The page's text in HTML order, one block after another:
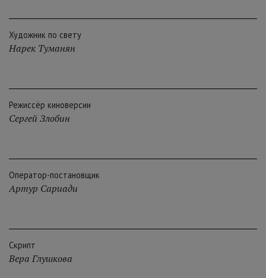
Художник по свету
Нарек Туманян
Режиссёр киноверсии
Сергей Злобин
Оператор-постановщик
Артур Сариади
Скрипт
Вера Глушкова